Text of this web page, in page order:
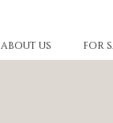
ABOUT US FOR